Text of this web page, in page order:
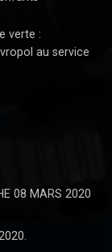
verte :
au service
08 MARS 2020